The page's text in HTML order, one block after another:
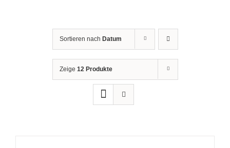
Sortieren nach Datum
Zeige 12 Produkte